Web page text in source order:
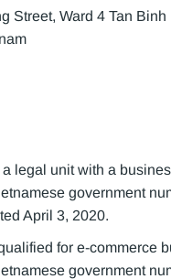
Street, Ward 4 Tan
legal unit with a
government
April 3, 2020.
for e-commerce
government